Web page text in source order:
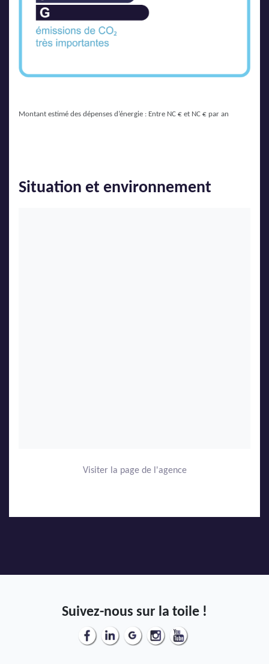
Montant estimé des dépenses d’énergie : Entre NC € et NC € par an
Situation et environnement
Visiter la page de l'agence
Suivez-nous sur la toile !